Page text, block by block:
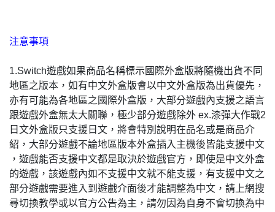
注意事項
1.Switch遊戲如果商品名稱標示國際外盒版將隨機出貨不同
地區之版本，如有中文外盒版會以中文外盒版為出貨優先，
亦有可能為各地區之國際外盒版，大部分遊戲內支援之語言
跟遊戲外盒無太大關聯，極少部分遊戲除外 ex.漆彈大作戰2
日文外盒版只支援日文，將會特別說明在品名或是商品介
紹，大部分遊戲不論地區版本外盒插入主機後皆能支援中文
，遊戲能否支援中文都是取決於遊戲官方，即使是中文外盒
的遊戲，該遊戲內如不支援中文就不能支援，有支援中文之
部分遊戲需要進入到遊戲介面後才能調整為中文，請上網搜
尋切換教學或以官方公告為主，請勿因為自身不會切換為中